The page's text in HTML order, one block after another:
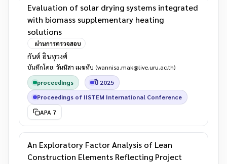
Evaluation of solar drying systems integrated
with biomass supplementary heating
solutions
ผ่านการตรวจสอบ
กันต์ อินทุวงศ์
บันทึกโดย: วันนิสา เมฆทับ (wannisa.mak@live.uru.ac.th)
proceedings
ปี 2025
Proceedings of IISTEM International Conference
APA 7
An Exploratory Factor Analysis of Lean
Construction Elements Reflecting Project